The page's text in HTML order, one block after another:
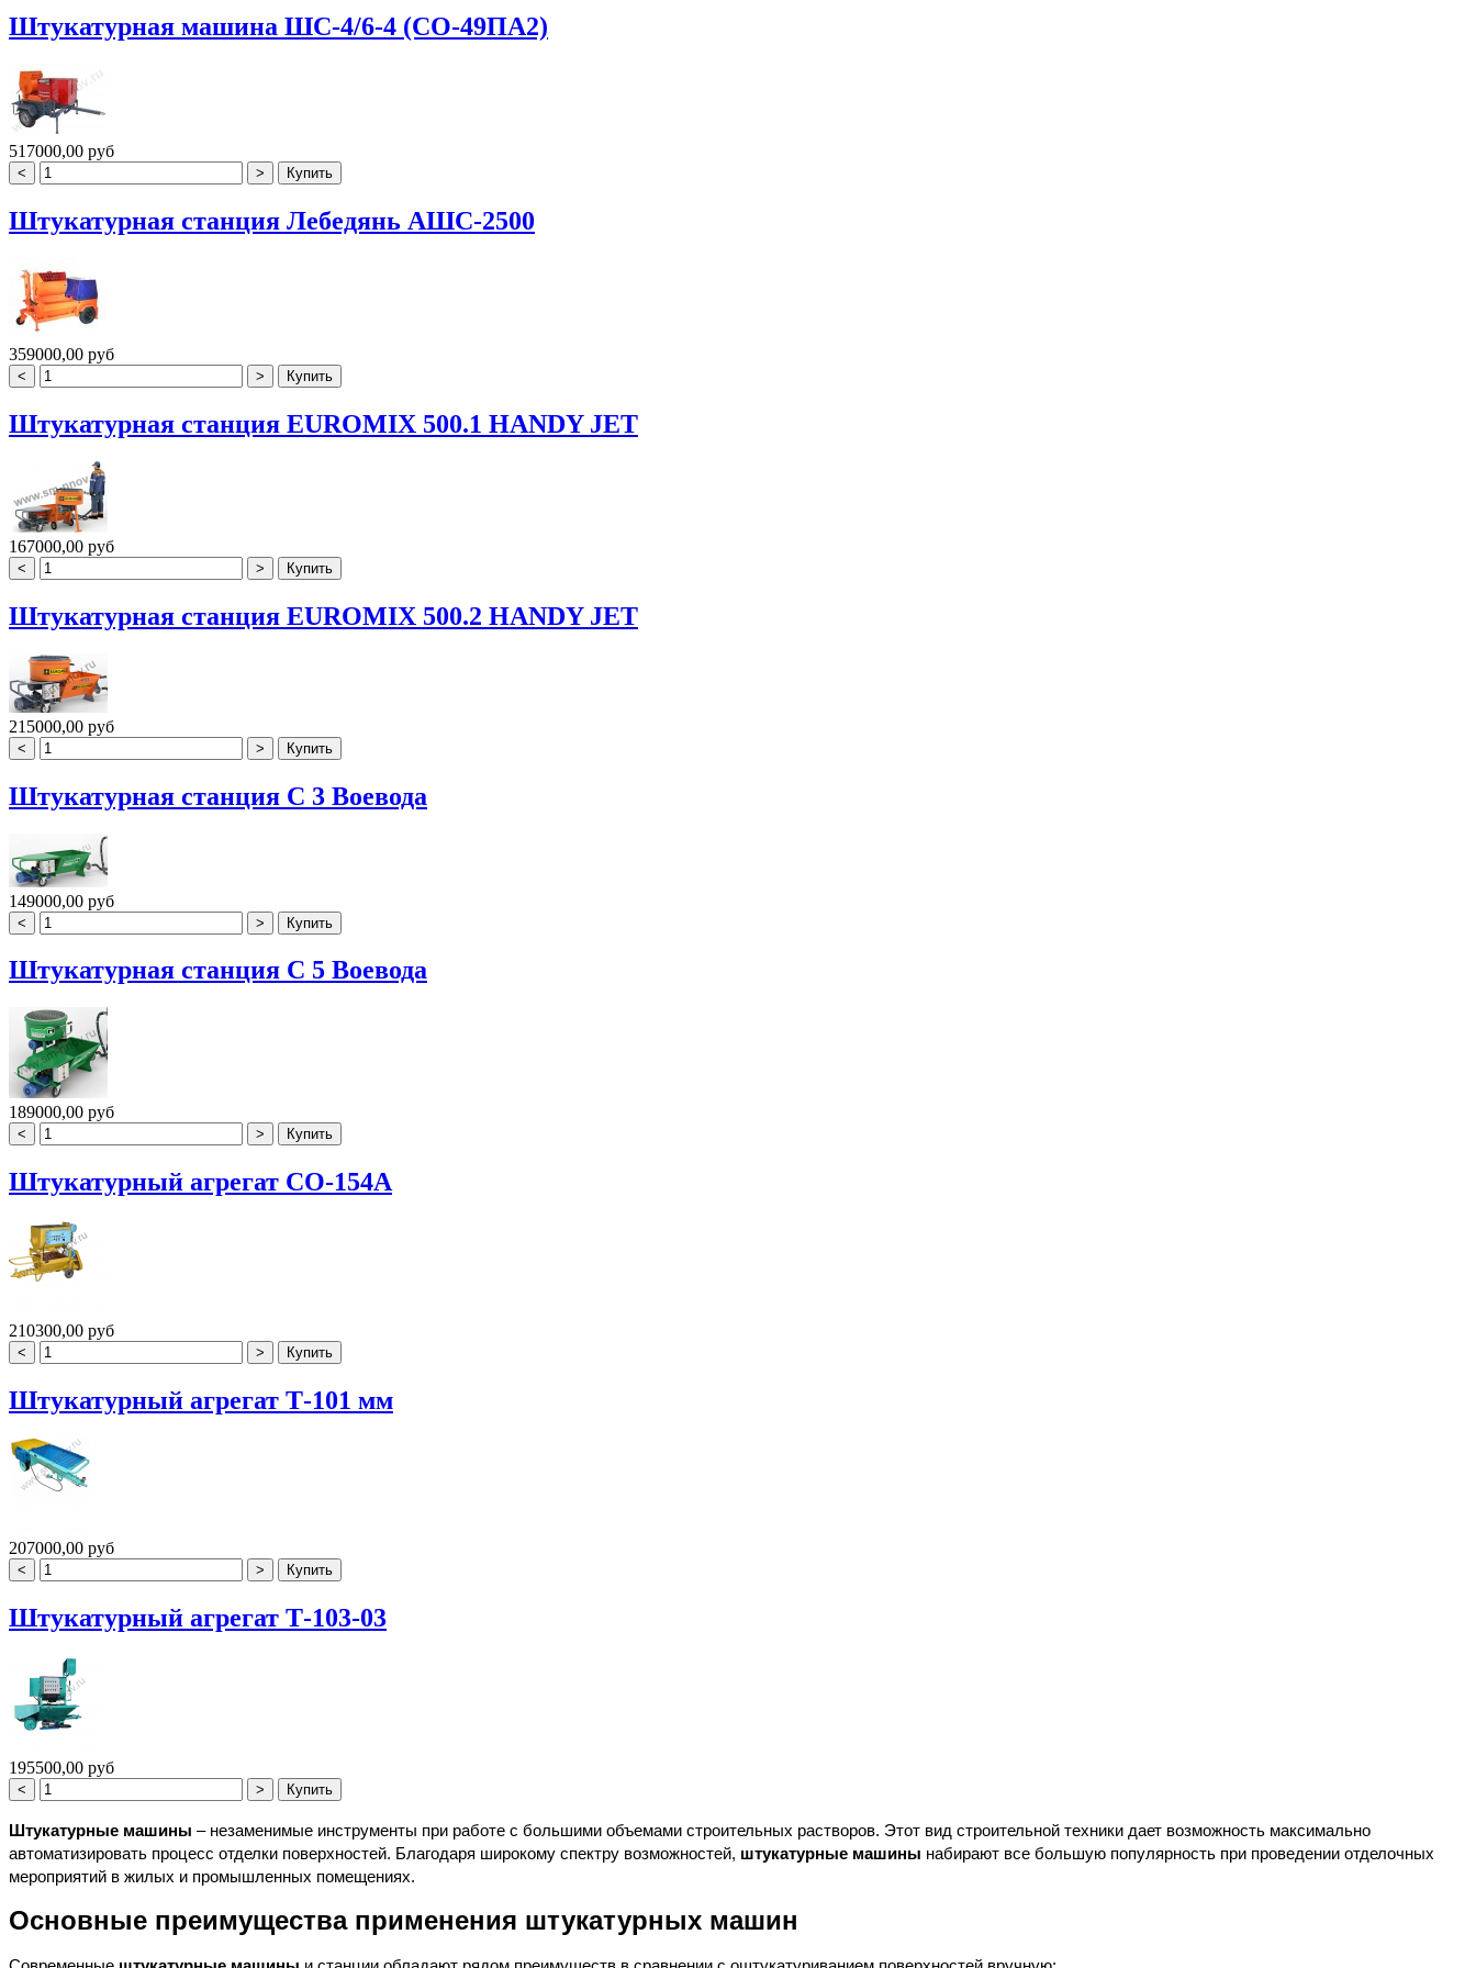
Штукатурная машина ШС-4/6-4 (СО-49ПА2)
517000,00 руб
Штукатурная станция Лебедянь АШС-2500
359000,00 руб
Штукатурная станция EUROMIX 500.1 HANDY JET
167000,00 руб
Штукатурная станция EUROMIX 500.2 HANDY JET
215000,00 руб
Штукатурная станция С 3 Воевода
149000,00 руб
Штукатурная станция С 5 Воевода
189000,00 руб
Штукатурный агрегат СО-154А
210300,00 руб
Штукатурный агрегат Т-101 мм
207000,00 руб
Штукатурный агрегат Т-103-03
195500,00 руб
Штукатурные машины – незаменимые инструменты при работе с большими объемами строительных растворов. Этот вид строительной техники дает возможность максимально
автоматизировать процесс отделки поверхностей. Благодаря широкому спектру возможностей, штукатурные машины набирают все большую популярность при проведении отделочных
мероприятий в жилых и промышленных помещениях.
Основные преимущества применения штукатурных машин